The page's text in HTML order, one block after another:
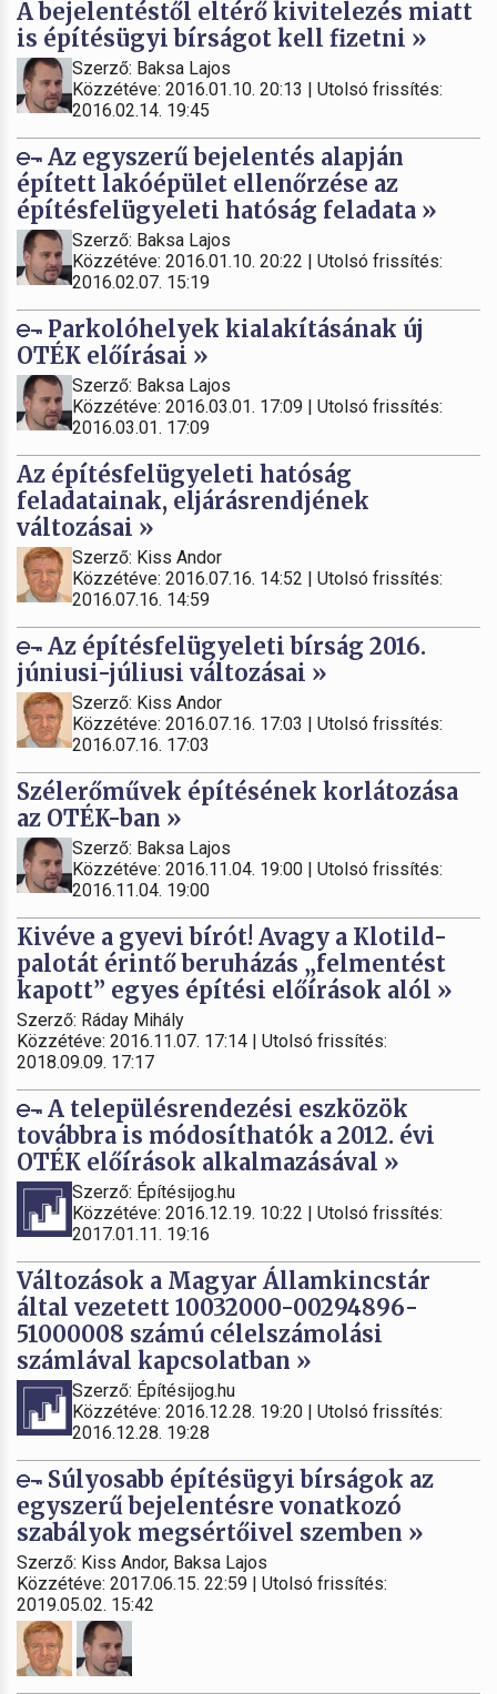
A bejelentéstől eltérő kivitelezés miatt
is építésügyi bírságot kell fizetni »
Szerző: Baksa Lajos
Közzétéve: 2016.01.10. 20:13 | Utolsó frissítés:
2016.02.14. 19:45
Az egyszerű bejelentés alapján
épített lakóépület ellenőrzése az
építésfelügyeleti hatóság feladata »
Szerző: Baksa Lajos
Közzétéve: 2016.01.10. 20:22 | Utolsó frissítés:
2016.02.07. 15:19
Parkolóhelyek kialakításának új
OTÉK előírásai »
Szerző: Baksa Lajos
Közzétéve: 2016.03.01. 17:09 | Utolsó frissítés:
2016.03.01. 17:09
Az építésfelügyeleti hatóság
feladatainak, eljárásrendjének
változásai »
Szerző: Kiss Andor
Közzétéve: 2016.07.16. 14:52 | Utolsó frissítés:
2016.07.16. 14:59
Az építésfelügyeleti bírság 2016.
júniusi-júliusi változásai »
Szerző: Kiss Andor
Közzétéve: 2016.07.16. 17:03 | Utolsó frissítés:
2016.07.16. 17:03
Szélerőművek építésének korlátozása
az OTÉK-ban »
Szerző: Baksa Lajos
Közzétéve: 2016.11.04. 19:00 | Utolsó frissítés:
2016.11.04. 19:00
Kivéve a gyevi bírót! Avagy a Klotild-
palotát érintő beruházás „felmentést
kapott” egyes építési előírások alól »
Szerző: Ráday Mihály
Közzétéve: 2016.11.07. 17:14 | Utolsó frissítés:
2018.09.09. 17:17
A településrendezési eszközök
továbbra is módosíthatók a 2012. évi
OTÉK előírások alkalmazásával »
Szerző: Építésijog.hu
Közzétéve: 2016.12.19. 10:22 | Utolsó frissítés:
2017.01.11. 19:16
Változások a Magyar Államkincstár
által vezetett 10032000-00294896-
51000008 számú célelszámolási
számlával kapcsolatban »
Szerző: Építésijog.hu
Közzétéve: 2016.12.28. 19:20 | Utolsó frissítés:
2016.12.28. 19:28
Súlyosabb építésügyi bírságok az
egyszerű bejelentésre vonatkozó
szabályok megsértőivel szemben »
Szerző: Kiss Andor, Baksa Lajos
Közzétéve: 2017.06.15. 22:59 | Utolsó frissítés:
2019.05.02. 15:42